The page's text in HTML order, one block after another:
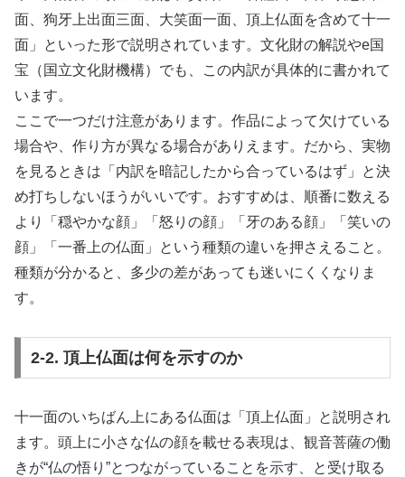
面、狗牙上出面三面、大笑面一面、頂上仏面を含めて十一
面」といった形で説明されています。文化財の解説やe国
宝（国立文化財機構）でも、この内訳が具体的に書かれて
います。
ここで一つだけ注意があります。作品によって欠けている
場合や、作り方が異なる場合がありえます。だから、実物
を見るときは「内訳を暗記したから合っているはず」と決
め打ちしないほうがいいです。おすすめは、順番に数える
より「穏やかな顔」「怒りの顔」「牙のある顔」「笑いの
顔」「一番上の仏面」という種類の違いを押さえること。
種類が分かると、多少の差があっても迷いにくくなりま
す。
2-2. 頂上仏面は何を示すのか
十一面のいちばん上にある仏面は「頂上仏面」と説明され
ます。頭上に小さな仏の顔を載せる表現は、観音菩薩の働
きが“仏の悟り”とつながっていることを示す、と受け取る